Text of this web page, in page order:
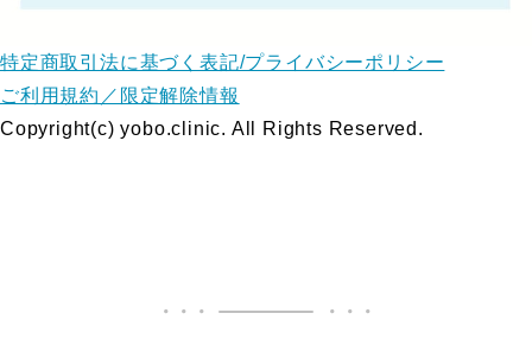
特定商取引法に基づく表記/プライバシーポリシー
ご利用規約／限定解除情報
Copyright(c) yobo.clinic. All Rights Reserved.